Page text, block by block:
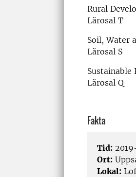
Rural
Lärosal T
Soil, Water
Lärosal S
Sustainable
Lärosal Q
Fakta
Tid:
Ort:
Lokal: